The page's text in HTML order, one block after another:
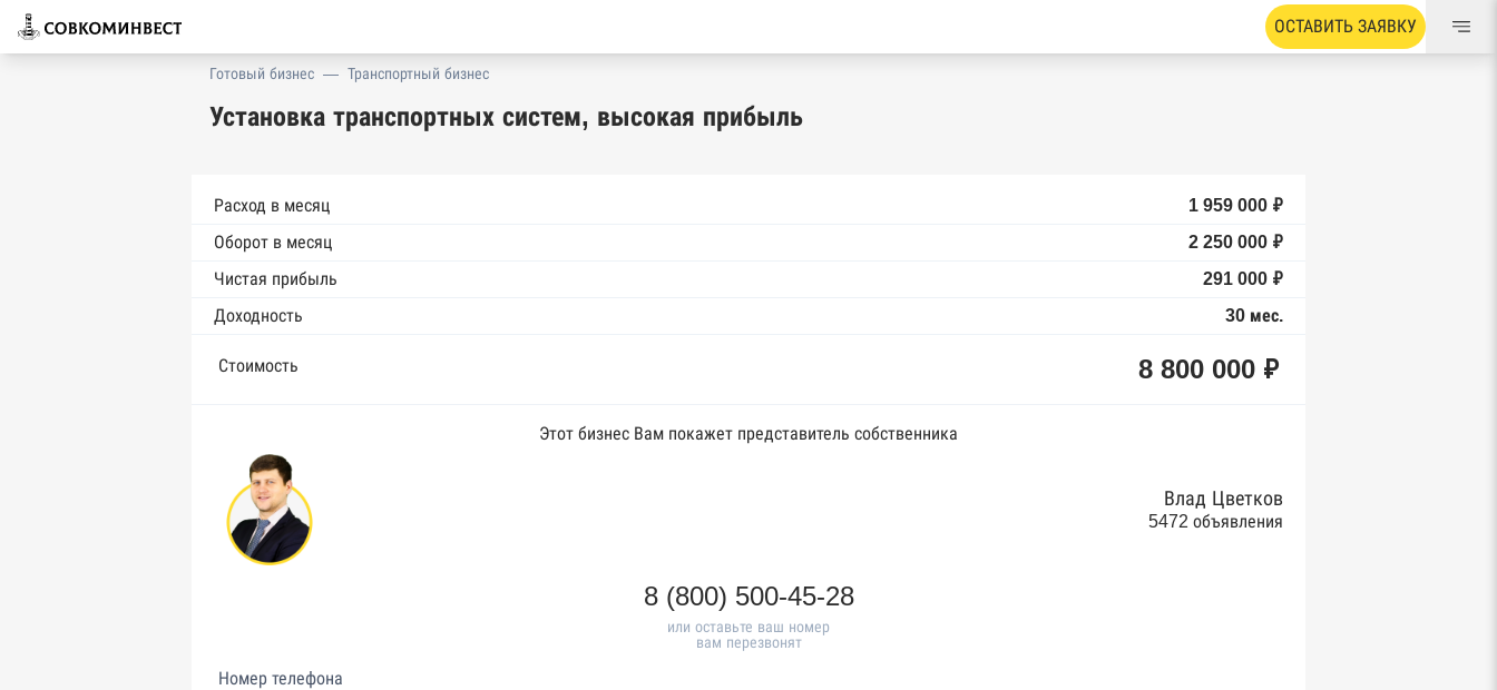
ОСТАВИТЬ ЗАЯВКУ
Готовый бизнес — Транспортный бизнес
Установка транспортных систем, высокая прибыль
Расход в месяц
1 959 000 ₽
Оборот в месяц
2 250 000 ₽
Чистая прибыль
291 000 ₽
Доходность
30 мес.
Стоимость 8 800 000 ₽
Этот бизнес Вам покажет представитель собственника
Влад Цветков
5472 объявления
8 (800) 500-45-28
или оставьте ваш номер
вам перезвонят
Номер телефона